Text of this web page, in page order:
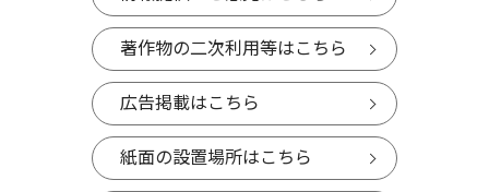
著作物の二次利用等はこちら
広告掲載はこちら
紙面の設置場所はこちら